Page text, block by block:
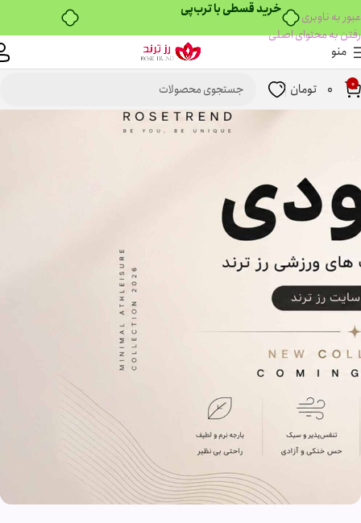
۴ قسط، بدون کارمزد
عبور به ناوبری
رفتن به محتوای اصلی
منو
0
0 تومان